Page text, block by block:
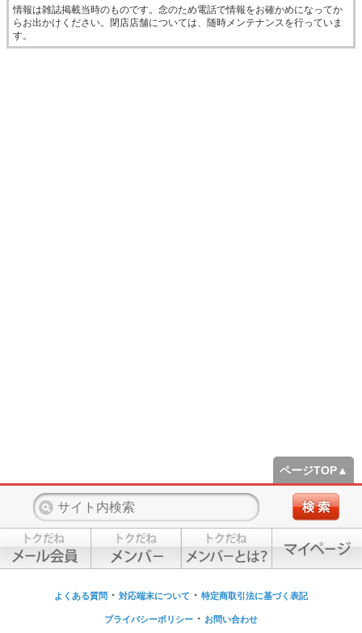
情報は雑誌掲載当時のものです。念のため電話で情報をお確かめになってか
らお出かけください。閉店店舗については、随時メンテナンスを行っていま
す。
ページTOP▲
よくある質問 ・ 対応端末について ・ 特定商取引法に基づく表記
プライバシーポリシー ・ お問い合わせ